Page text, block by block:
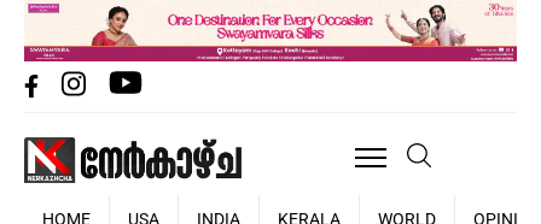
HOME USA INDIA KERALA WORLD OPINION